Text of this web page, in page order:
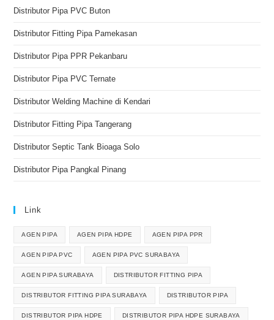
Distributor Pipa PVC Buton
Distributor Fitting Pipa Pamekasan
Distributor Pipa PPR Pekanbaru
Distributor Pipa PVC Ternate
Distributor Welding Machine di Kendari
Distributor Fitting Pipa Tangerang
Distributor Septic Tank Bioaga Solo
Distributor Pipa Pangkal Pinang
Link
AGEN PIPA AGEN PIPA HDPE AGEN PIPA PPR
AGEN PIPA PVC AGEN PIPA PVC SURABAYA
AGEN PIPA SURABAYA DISTRIBUTOR FITTING PIPA
DISTRIBUTOR FITTING PIPA SURABAYA DISTRIBUTOR PIPA
DISTRIBUTOR PIPA HDPE DISTRIBUTOR PIPA HDPE SURABAYA